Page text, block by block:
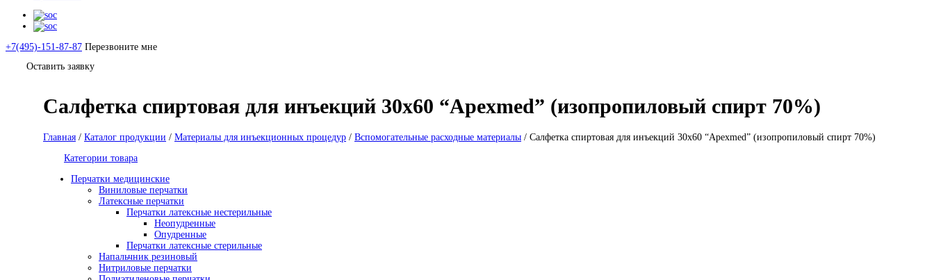
+7(495)-151-87-87 Перезвоните мне
Оставить заявку
Салфетка спиртовая для инъекций 30х60 “Apexmed” (изопропиловый спирт 70%)
Главная / Каталог продукции / Материалы для инъекционных процедур / Вспомогательные расходные материалы / Салфетка спиртовая для инъекций 30х60 “Apexmed” (изопропиловый спирт 70%)
Категории товара
Перчатки медицинские
Виниловые перчатки
Латексные перчатки
Перчатки латексные нестерильные
Неопудренные
Опудренные
Перчатки латексные стерильные
Напальчник резиновый
Нитриловые перчатки